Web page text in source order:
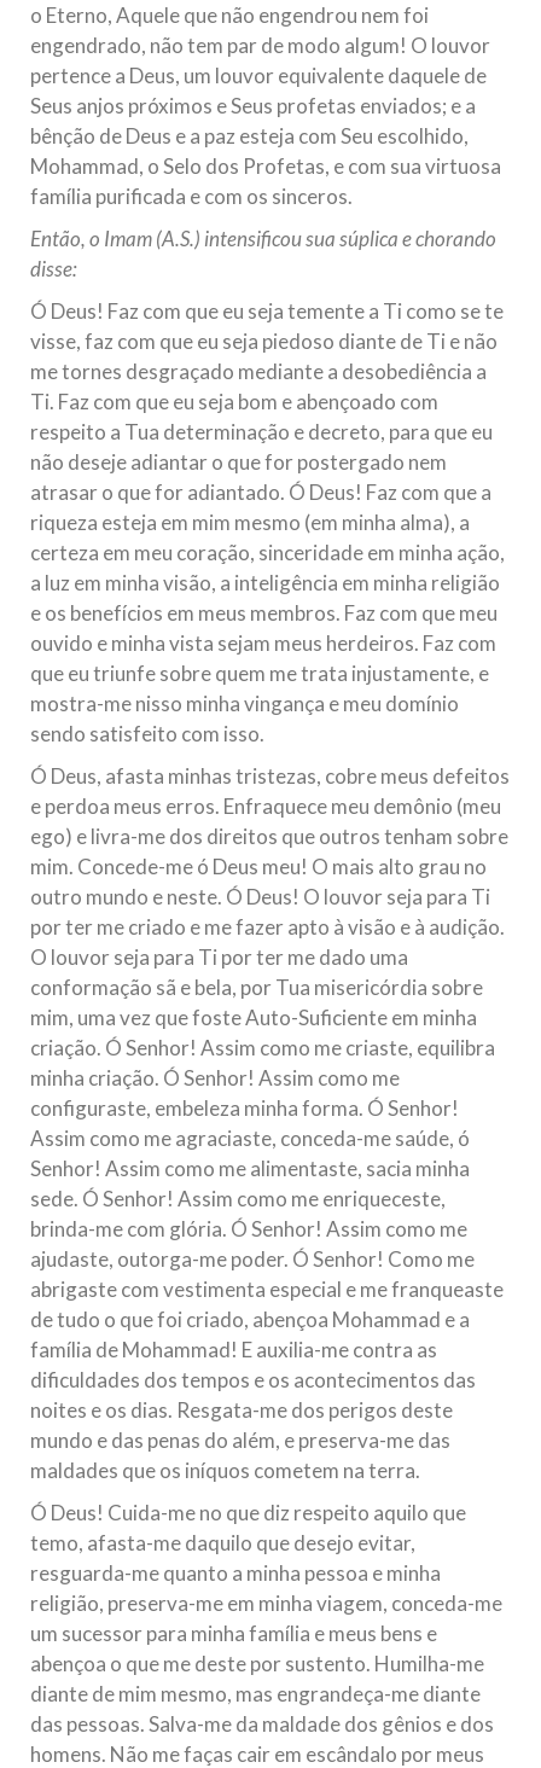
o Eterno, Aquele que não engendrou nem foi
engendrado, não tem par de modo algum! O louvor
pertence a Deus, um louvor equivalente daquele de
Seus anjos próximos e Seus profetas enviados; e a
bênção de Deus e a paz esteja com Seu escolhido,
Mohammad, o Selo dos Profetas, e com sua virtuosa
família purificada e com os sinceros.
Então, o Imam (A.S.) intensificou sua súplica e chorando
disse:
Ó Deus! Faz com que eu seja temente a Ti como se te
visse, faz com que eu seja piedoso diante de Ti e não
me tornes desgraçado mediante a desobediência a
Ti. Faz com que eu seja bom e abençoado com
respeito a Tua determinação e decreto, para que eu
não deseje adiantar o que for postergado nem
atrasar o que for adiantado. Ó Deus! Faz com que a
riqueza esteja em mim mesmo (em minha alma), a
certeza em meu coração, sinceridade em minha ação,
a luz em minha visão, a inteligência em minha religião
e os benefícios em meus membros. Faz com que meu
ouvido e minha vista sejam meus herdeiros. Faz com
que eu triunfe sobre quem me trata injustamente, e
mostra-me nisso minha vingança e meu domínio
sendo satisfeito com isso.
Ó Deus, afasta minhas tristezas, cobre meus defeitos
e perdoa meus erros. Enfraquece meu demônio (meu
ego) e livra-me dos direitos que outros tenham sobre
mim. Concede-me ó Deus meu! O mais alto grau no
outro mundo e neste. Ó Deus! O louvor seja para Ti
por ter me criado e me fazer apto à visão e à audição.
O louvor seja para Ti por ter me dado uma
conformação sã e bela, por Tua misericórdia sobre
mim, uma vez que foste Auto-Suficiente em minha
criação. Ó Senhor! Assim como me criaste, equilibra
minha criação. Ó Senhor! Assim como me
configuraste, embeleza minha forma. Ó Senhor!
Assim como me agraciaste, conceda-me saúde, ó
Senhor! Assim como me alimentaste, sacia minha
sede. Ó Senhor! Assim como me enriqueceste,
brinda-me com glória. Ó Senhor! Assim como me
ajudaste, outorga-me poder. Ó Senhor! Como me
abrigaste com vestimenta especial e me franqueaste
de tudo o que foi criado, abençoa Mohammad e a
família de Mohammad! E auxilia-me contra as
dificuldades dos tempos e os acontecimentos das
noites e os dias. Resgata-me dos perigos deste
mundo e das penas do além, e preserva-me das
maldades que os iníquos cometem na terra.
Ó Deus! Cuida-me no que diz respeito aquilo que
temo, afasta-me daquilo que desejo evitar,
resguarda-me quanto a minha pessoa e minha
religião, preserva-me em minha viagem, conceda-me
um sucessor para minha família e meus bens e
abençoa o que me deste por sustento. Humilha-me
diante de mim mesmo, mas engrandeça-me diante
das pessoas. Salva-me da maldade dos gênios e dos
homens. Não me faças cair em escândalo por meus